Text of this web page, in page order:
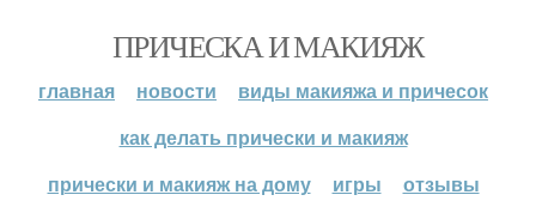
ПРИЧЕСКА И МАКИЯЖ
главная новости
виды макияжа и причесок
как делать прически и макияж
прически и макияж на дому
игры отзывы